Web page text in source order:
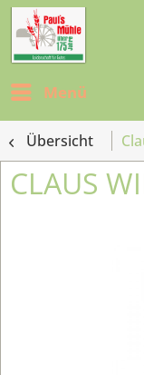
Menü
Übersicht
CLAUS